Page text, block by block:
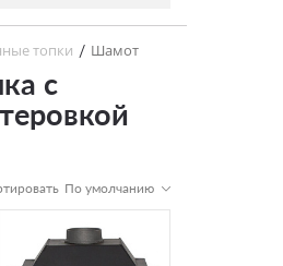
топки / Шамот
с
По умолчанию
по убыванию цены